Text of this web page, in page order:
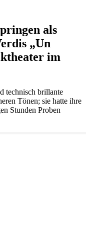
als
„Un
im
technisch brillante
Tönen; sie hatte ihre
Stunden Proben